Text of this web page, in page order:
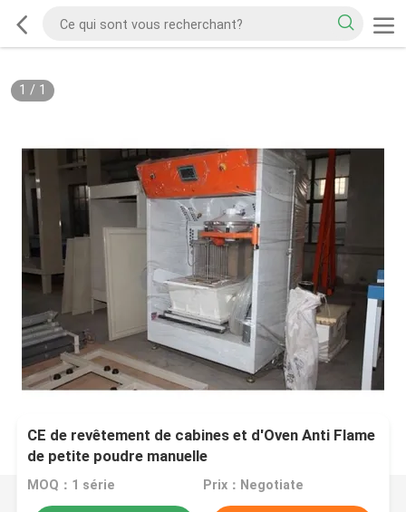
1 / 1
CE de revêtement de cabines et d'Oven Anti Flame
de petite poudre manuelle
MOQ：1 série Prix：Negotiate